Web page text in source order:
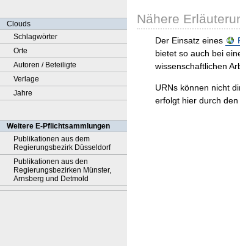
Clouds
Schlagwörter
Orte
Autoren / Beteiligte
Verlage
Jahre
Weitere E-Pflichtsammlungen
Publikationen aus dem
Regierungsbezirk Düsseldorf
Publikationen aus den
Regierungsbezirken Münster,
Arnsberg und Detmold
Nähere
Der Einsatz eines
bietet so auch bei
wissenschaftlichen
URNs können nicht
erfolgt hier durch den